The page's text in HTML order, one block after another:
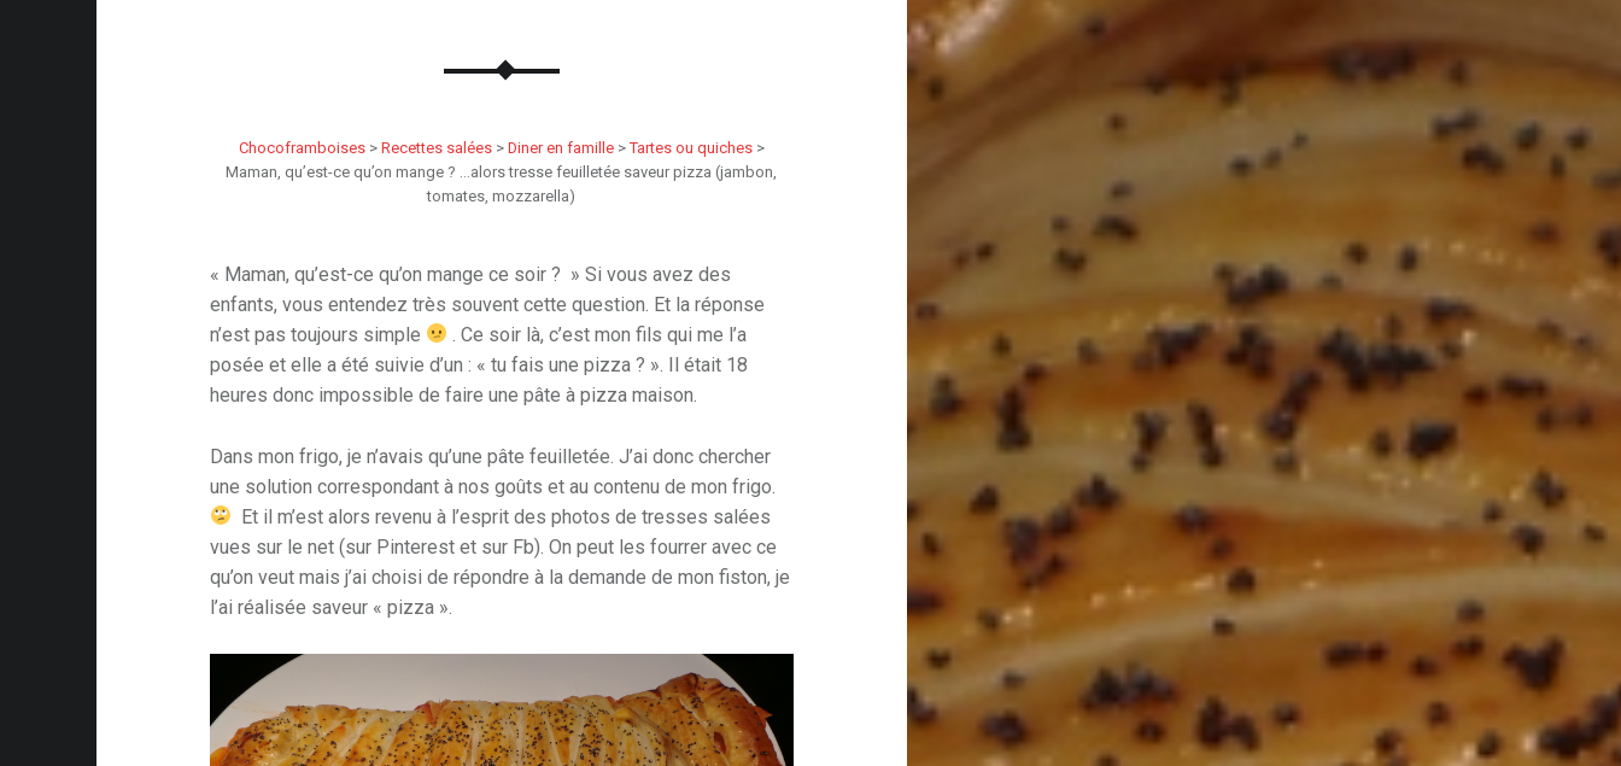
Chocoframboises> Recettes salées> Diner en famille>Tartes ou quiches>
Maman, qu’est-ce qu’on mange ? …alors tresse feuilletée saveur pizza (jambon,
tomates, mozzarella)
« Maman, qu’est-ce qu’on mange ce soir ? » Si vous avez des
enfants, vous entendez très souvent cette question. Et la réponse
n’est pas toujours simple
. Ce soir là, c’est mon fils qui me l’a
posée et elle a été suivie d’un : « tu fais une pizza ? ». Il était 18
heures donc impossible de faire une pâte à pizza maison.
Dans mon frigo, je n’avais qu’une pâte feuilletée. J’ai donc chercher
une solution correspondant à nos goûts et au contenu de mon frigo.
Et il m’est alors revenu à l’esprit des photos de tresses salées
vues sur le net (sur Pinterest et sur Fb). On peut les fourrer avec ce
qu’on veut mais j’ai choisi de répondre à la demande de mon fiston, je
l’ai réalisée saveur « pizza ».